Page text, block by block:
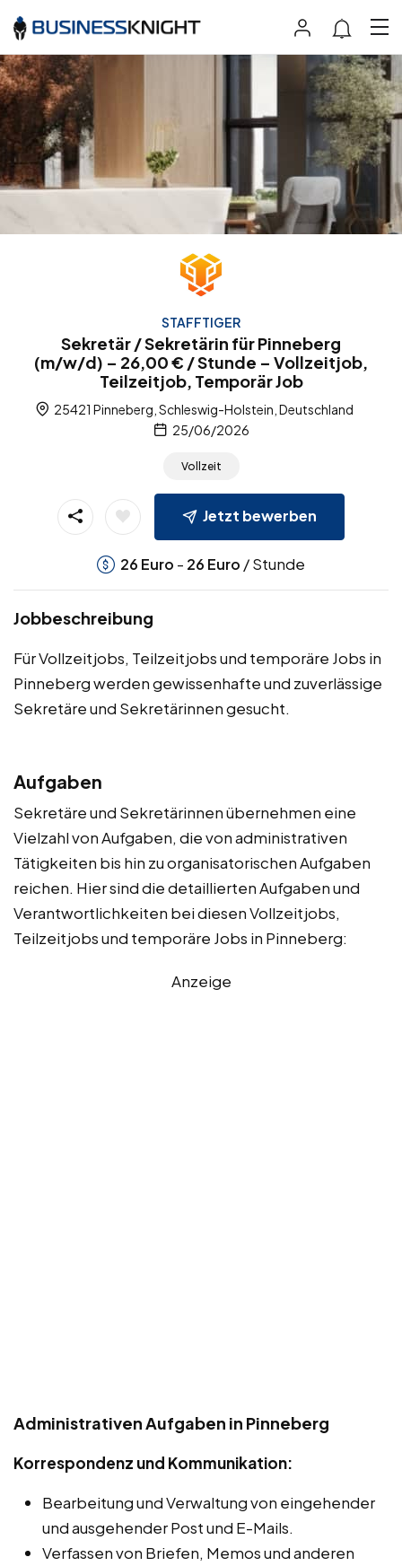
STAFFTIGER
Sekretär / Sekretärin für Pinneberg
(m/w/d) – 26,00 € / Stunde – Vollzeitjob,
Teilzeitjob, Temporär Job
25421 Pinneberg, Schleswig-Holstein, Deutschland
25/06/2026
Vollzeit
Jetzt bewerben
26 Euro - 26 Euro / Stunde
Jobbeschreibung
Für Vollzeitjobs, Teilzeitjobs und temporäre Jobs in
Pinneberg werden gewissenhafte und zuverlässige
Sekretäre und Sekretärinnen gesucht.
Aufgaben
Sekretäre und Sekretärinnen übernehmen eine
Vielzahl von Aufgaben, die von administrativen
Tätigkeiten bis hin zu organisatorischen Aufgaben
reichen. Hier sind die detaillierten Aufgaben und
Verantwortlichkeiten bei diesen Vollzeitjobs,
Teilzeitjobs und temporäre Jobs in Pinneberg:
Anzeige
Administrativen Aufgaben in Pinneberg
Korrespondenz und Kommunikation:
Bearbeitung und Verwaltung von eingehender
und ausgehender Post und E-Mails.
Verfassen von Briefen, Memos und anderen